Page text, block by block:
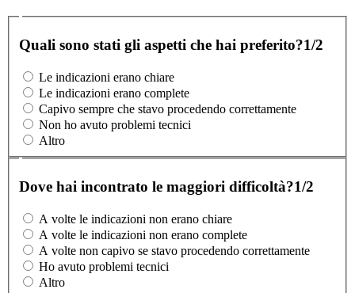
Quali sono stati gli aspetti che hai preferito?1/2
Le indicazioni erano chiare
Le indicazioni erano complete
Capivo sempre che stavo procedendo correttamente
Non ho avuto problemi tecnici
Altro
Dove hai incontrato le maggiori difficoltà?1/2
A volte le indicazioni non erano chiare
A volte le indicazioni non erano complete
A volte non capivo se stavo procedendo correttamente
Ho avuto problemi tecnici
Altro